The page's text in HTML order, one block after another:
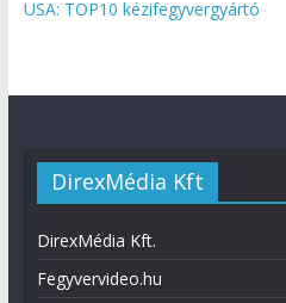
USA: TOP10 kézifegyvergyártó
DirexMédia Kft
DirexMédia Kft.
Fegyvervideo.hu